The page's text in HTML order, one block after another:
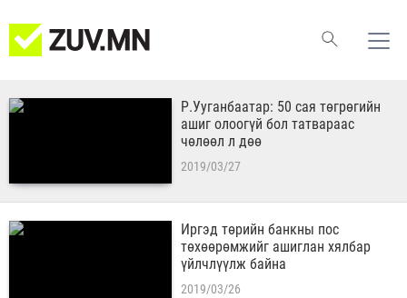
Р.Ууганбаатар: 50 сая төгрөгийн
ашиг олоогүй бол татвараас
чөлөөл л дөө
2019/03/27
Иргэд төрийн банкны пос
төхөөрөмжийг ашиглан хялбар
үйлчлүүлж байна
2019/03/26